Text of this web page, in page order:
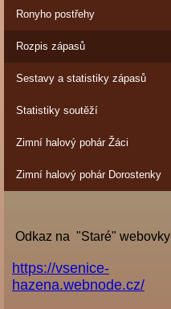
Ronyho postřehy
Rozpis zápasů
Sestavy a statistiky zápasů
Statistiky soutěží
Zimní halový pohár Žáci
Zimní halový pohár Dorostenky
Odkaz na "Staré" webovky
https://vsenice-
hazena.webnode.cz/